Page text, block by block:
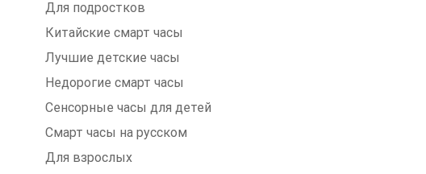
Для подростков
Китайские смарт часы
Лучшие детские часы
Недорогие смарт часы
Сенсорные часы для детей
Смарт часы на русском
Для взрослых